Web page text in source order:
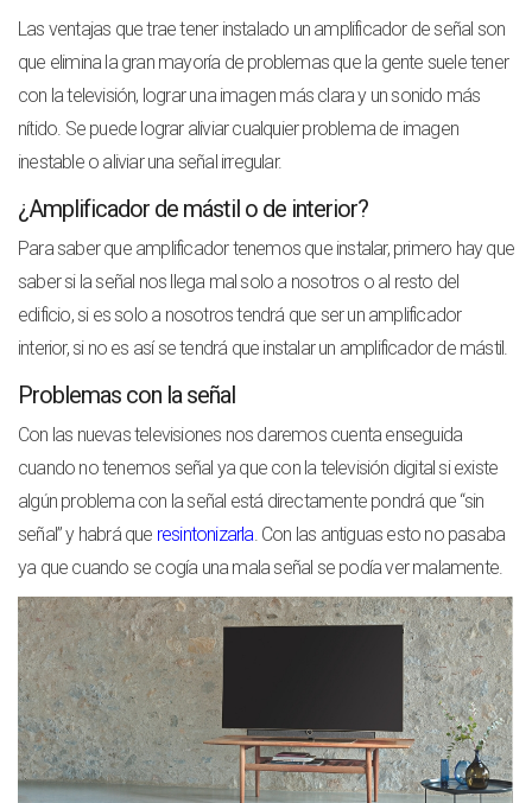
Las ventajas que trae tener instalado un amplificador de señal son
que elimina la gran mayoría de problemas que la gente suele tener
con la televisión, lograr una imagen más clara y un sonido más
nítido. Se puede lograr aliviar cualquier problema de imagen
inestable o aliviar una señal irregular.
¿Amplificador de mástil o de interior?
Para saber que amplificador tenemos que instalar, primero hay que
saber si la señal nos llega mal solo a nosotros o al resto del
edificio, si es solo a nosotros tendrá que ser un amplificador
interior, si no es así se tendrá que instalar un amplificador de mástil.
Problemas con la señal
Con las nuevas televisiones nos daremos cuenta enseguida
cuando no tenemos señal ya que con la televisión digital si existe
algún problema con la señal está directamente pondrá que “sin
señal” y habrá que resintonizarla . Con las antiguas esto no pasaba
ya que cuando se cogía una mala señal se podía ver malamente.